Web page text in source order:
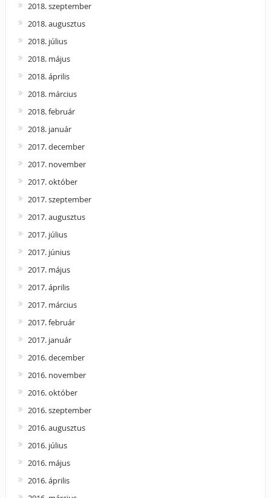
2018. szeptember
2018. augusztus
2018. július
2018. május
2018. április
2018. március
2018. február
2018. január
2017. december
2017. november
2017. október
2017. szeptember
2017. augusztus
2017. július
2017. június
2017. május
2017. április
2017. március
2017. február
2017. január
2016. december
2016. november
2016. október
2016. szeptember
2016. augusztus
2016. július
2016. május
2016. április